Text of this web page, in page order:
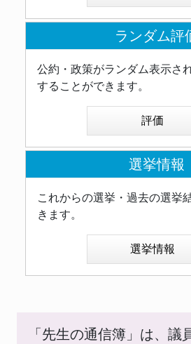
ランダム評
公約・政策がランダム表示さ
することができます。
評価
選挙情報
これからの選挙・過去の選挙
きます。
選挙情報
「先生の通信簿」は、議